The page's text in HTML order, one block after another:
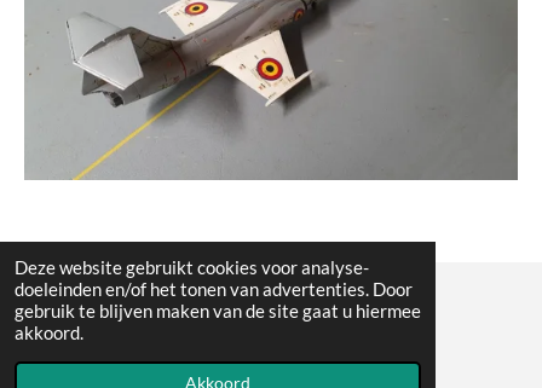
Deze website gebruikt cookies voor analyse-
doeleinden en/of het tonen van advertenties. Door
gebruik te blijven maken van de site gaat u hiermee
akkoord.
Akkoord
© All the pictures on this website are copywright protected